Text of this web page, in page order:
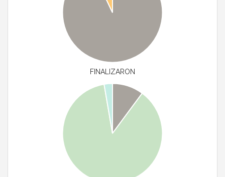
FINALIZARON